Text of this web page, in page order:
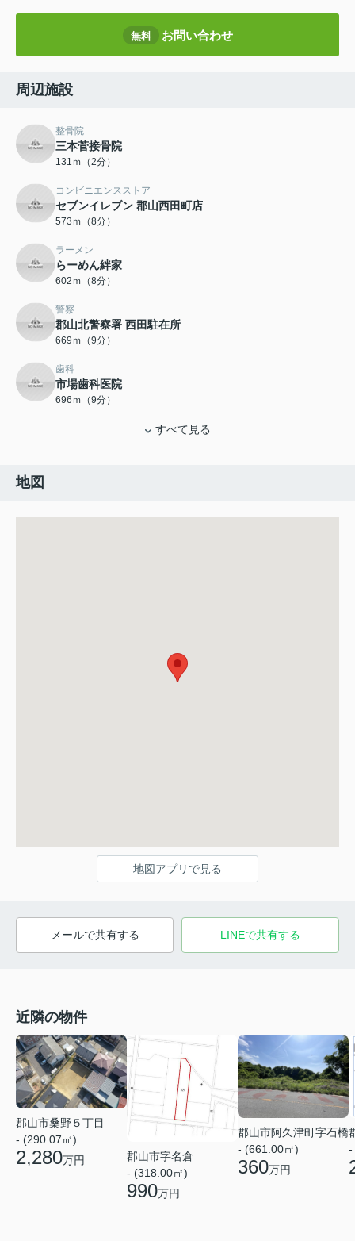
無料 お問い合わせ
周辺施設
整骨院
三本菅接骨院
131ｍ（2分）
コンビニエンスストア
セブンイレブン 郡山西田町店
573ｍ（8分）
ラーメン
らーめん絆家
602ｍ（8分）
警察
郡山北警察署 西田駐在所
669ｍ（9分）
歯科
市場歯科医院
696ｍ（9分）
すべて見る
地図
地図アプリで見る
メールで共有する LINEで共有する
近隣の物件
郡山市桑野５丁目
- (290.07㎡)
2,280万円
郡山市字名倉
- (318.00㎡)
990万円
郡山市阿久津町字石橋
- (661.00㎡)
360万円
-